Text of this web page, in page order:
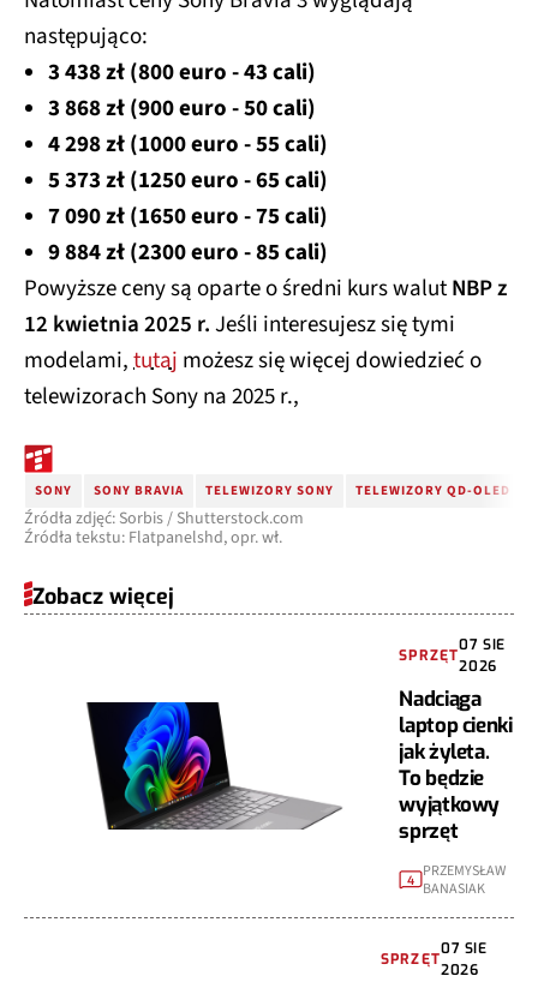
następująco:
3 438 zł (800 euro - 43 cali)
3 868 zł (900 euro - 50 cali)
4 298 zł (1000 euro - 55 cali)
5 373 zł (1250 euro - 65 cali)
7 090 zł (1650 euro - 75 cali)
9 884 zł (2300 euro - 85 cali)
Powyższe ceny są oparte o średni kurs walutNBP z
12 kwietnia 2025 r.Jeśli interesujesz się tymi
modelami,tutaj możesz się więcej dowiedzieć o
telewizorach Sony na 2025 r.,
SONY SONY BRAVIA TELEWIZORY SONY TELEWIZORY QD-OLED
Źródła zdjęć: Sorbis / Shutterstock.com
Źródła tekstu: Flatpanelshd, opr. wł.
Zobacz więcej
SPRZĘT
07 SIE
2026
Nadciąga
laptop cienki
jak żyleta.
To będzie
wyjątkowy
sprzęt
4
PRZEMYSŁAW
BANASIAK
SPRZĘT
07 SIE
2026